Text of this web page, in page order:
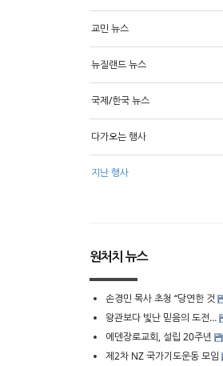
교민 뉴스
뉴질랜드 뉴스
국제/한국 뉴스
다가오는 행사
지난 행사
원처치 뉴스
손경민 목사 초청 “당연한 것
왕관보다 빛난 믿음의 도전…
에덴장로교회, 설립 20주년
제2차 NZ 국가기도운동 모임